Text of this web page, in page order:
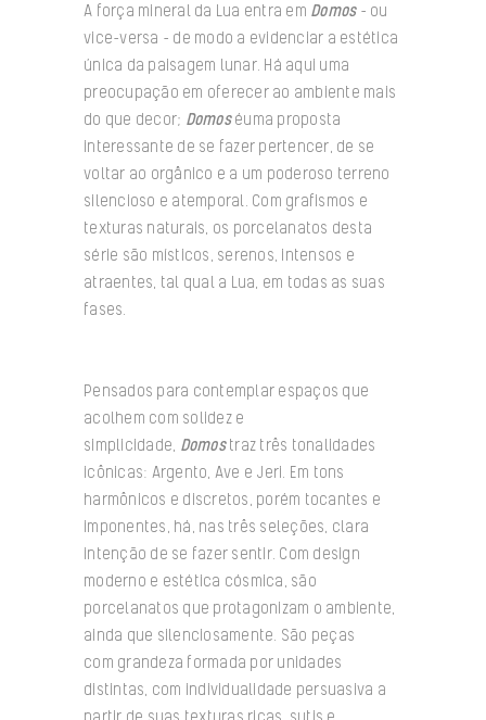
A força mineral da Lua entra em Domos– ou
vice-versa – de modo a evidenciar a estética
única da paisagem lunar. Há aqui uma
preocupação em oferecer ao ambiente mais
do que decor; Domoséuma proposta
interessante de se fazer pertencer, de se
voltar ao orgânico e a um poderoso terreno
silencioso e atemporal. Com grafismos e
texturas naturais, os porcelanatos desta
série são místicos, serenos, intensos e
atraentes, tal qual a Lua, em todas as suas
fases.
Pensados para contemplar espaços que
acolhem com solidez e
simplicidade, Domostraz três tonalidades
icônicas: Argento, Ave e Jeri. Em tons
harmônicos e discretos, porém tocantes e
imponentes, há, nas três seleções, clara
intenção de se fazer sentir. Com design
moderno e estética cósmica, são
porcelanatos que protagonizam o ambiente,
ainda que silenciosamente. São peças
com grandeza formada por unidades
distintas, com individualidade persuasiva a